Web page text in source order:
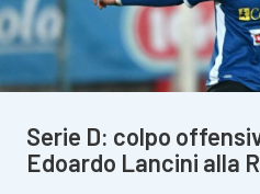
Serie D: colpo
Edoardo Lancini alla